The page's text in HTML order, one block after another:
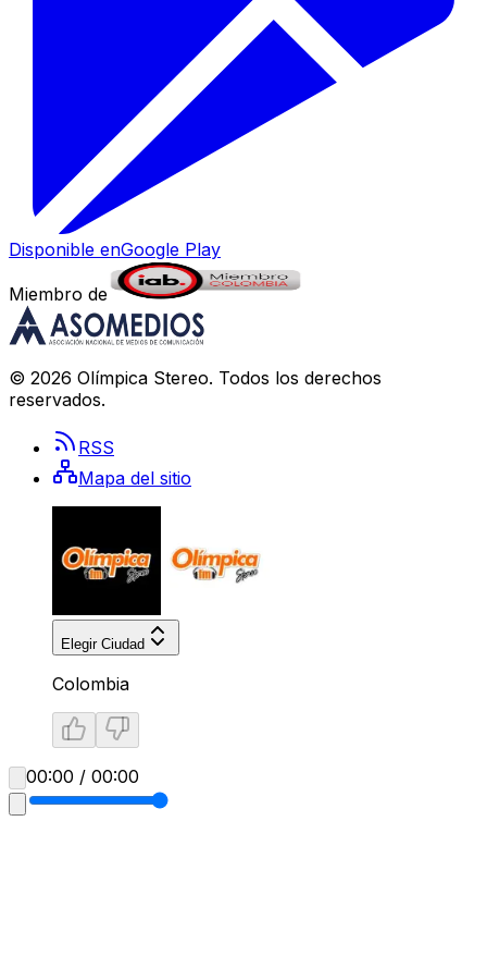
Disponible enGoogle Play
Miembro de
© 2026 Olímpica Stereo. Todos los derechos
reservados.
RSS
Mapa del sitio
Elegir Ciudad
Colombia
00:00 / 00:00